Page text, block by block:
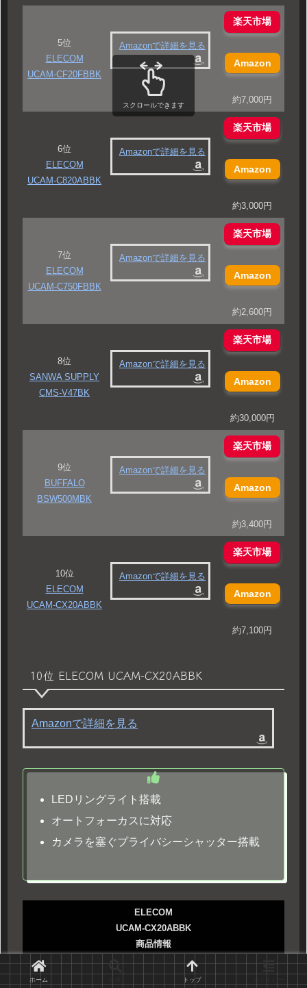
5位
ELECOM
UCAM-CF20FBBK
Amazonで詳細を見る
楽天市場
Amazon
約7,000円
6位
ELECOM
UCAM-C820ABBK
Amazonで詳細を見る
楽天市場
Amazon
約3,000円
7位
ELECOM
UCAM-C750FBBK
Amazonで詳細を見る
楽天市場
Amazon
約2,600円
8位
SANWA SUPPLY
CMS-V47BK
Amazonで詳細を見る
楽天市場
Amazon
約30,000円
9位
BUFFALO
BSW500MBK
Amazonで詳細を見る
楽天市場
Amazon
約3,400円
10位
ELECOM
UCAM-CX20ABBK
Amazonで詳細を見る
楽天市場
Amazon
約7,100円
スクロールできます
10位 ELECOM UCAM-CX20ABBK
Amazonで詳細を見る
LEDリングライト搭載
オートフォーカスに対応
カメラを塞ぐプライバシーシャッター搭載
ELECOM
UCAM-CX20ABBK
商品情報
ホーム トップ